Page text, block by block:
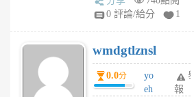
Jc
R
P
m
v
0 評論/給分
1
wmdgtlznsl
0.0分
yo
eh
舉
報